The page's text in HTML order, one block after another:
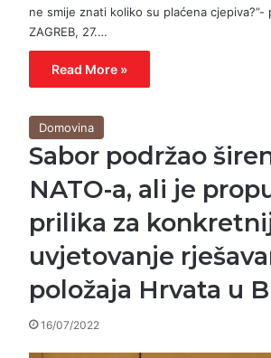
ne smije znati koliko su plaćena cjepiva?”-
ZAGREB, 27.…
Read More »
Domovina
Sabor podržao
NATO-a, ali je
prilika za
uvjetovanje
položaja Hrvata u
16/07/2022